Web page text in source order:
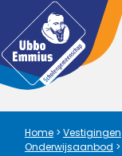
Home > Vestigingen
Onderwijsaanbod >